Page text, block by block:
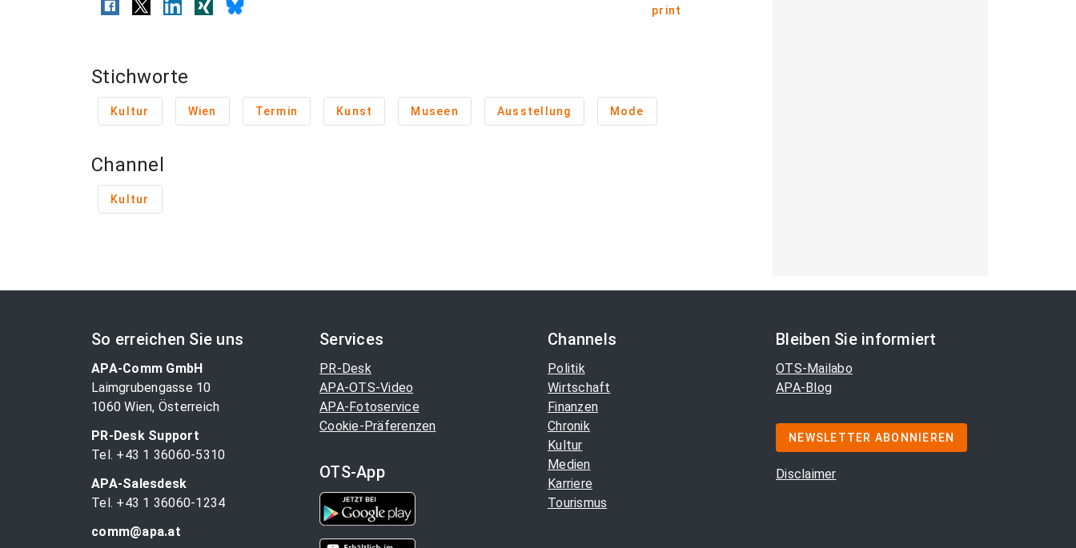
print
Stichworte
Kultur Wien Termin Kunst Museen Ausstellung Mode
Channel
Kultur
So erreichen Sie uns
APA-Comm GmbH
Laimgrubengasse 10
1060 Wien, Österreich
PR-Desk Support
Tel. +43 1 36060-5310
APA-Salesdesk
Tel. +43 1 36060-1234
comm@apa.at
Services
PR-Desk
APA-OTS-Video
APA-Fotoservice
Cookie-Präferenzen
OTS-App
Channels
Politik
Wirtschaft
Finanzen
Chronik
Kultur
Medien
Karriere
Tourismus
Bleiben Sie informiert
OTS-Mailabo
APA-Blog
NEWSLETTER ABONNIEREN
Disclaimer